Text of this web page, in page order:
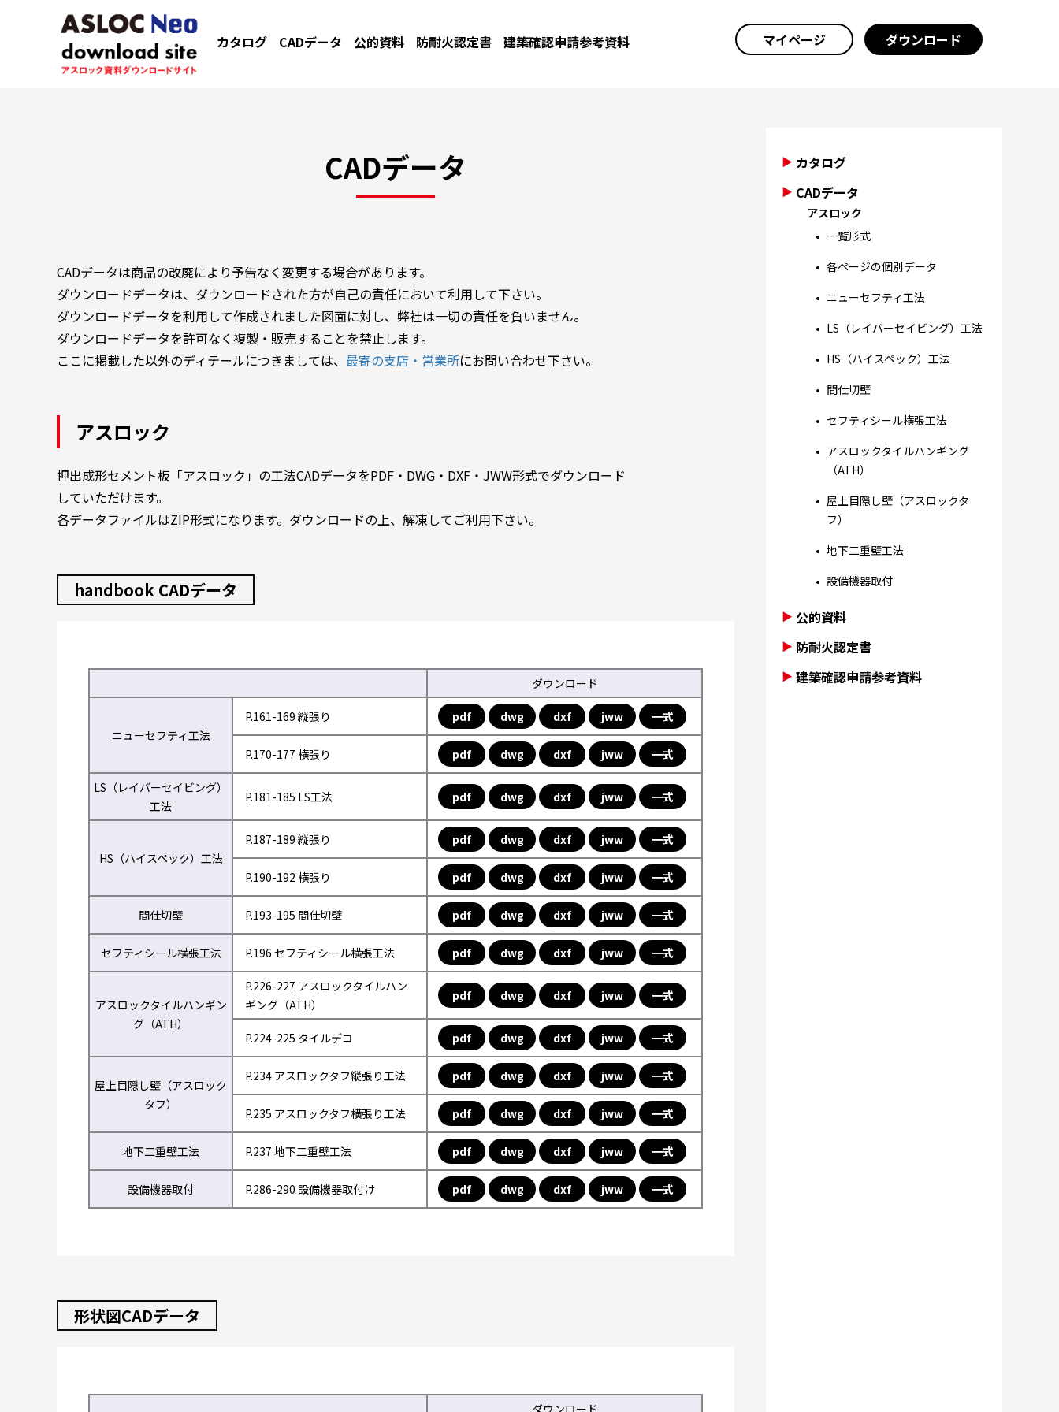
カタログ CADデータ 公的資料 防耐火認定書 建築確認申請参考資料 マイページ ダウンロード
CADデータ
CADデータは商品の改廃により予告なく変更する場合があります。
ダウンロードデータは、ダウンロードされた方が自己の責任において利用して下さい。
ダウンロードデータを利用して作成されました図面に対し、弊社は一切の責任を負いません。
ダウンロードデータを許可なく複製・販売することを禁止します。
ここに掲載した以外のディテールにつきましては、 最寄の支店・営業所にお問い合わせ下さい。
アスロック
押出成形セメント板「アスロック」の工法CADデータをPDF・DWG・DXF・JWW形式でダウンロード
していただけます。
各データファイルはZIP形式になります。ダウンロードの上、解凍してご利用下さい。
handbook CADデータ
ダウンロード
ニューセフティ工法
P.161-169 縦張り pdf dwg dxf jww 一式
P.170-177 横張り pdf dwg dxf jww 一式
LS（レイバーセイビング）
工法
P.181-185 LS工法 pdf dwg dxf jww 一式
HS（ハイスペック）工法
P.187-189 縦張り pdf dwg dxf jww 一式
P.190-192 横張り pdf dwg dxf jww 一式
間仕切壁 P.193-195 間仕切壁 pdf dwg dxf jww 一式
セフティシール横張工法 P.196 セフティシール横張工法 pdf dwg dxf jww 一式
アスロックタイルハンギン
グ（ATH）
P.226-227 アスロックタイルハン
ギング（ATH）
pdf dwg dxf jww 一式
P.224-225 タイルデコ pdf dwg dxf jww 一式
屋上目隠し壁（アスロック
タフ）
P.234 アスロックタフ縦張り工法 pdf dwg dxf jww 一式
P.235 アスロックタフ横張り工法 pdf dwg dxf jww 一式
地下二重壁工法 P.237 地下二重壁工法 pdf dwg dxf jww 一式
設備機器取付 P.286-290 設備機器取付け pdf dwg dxf jww 一式
形状図CADデータ
ダウンロード
カタログ
CADデータ
アスロック
一覧形式
各ページの個別データ
ニューセフティ工法
LS（レイバーセイビング）工法
HS（ハイスペック）工法
間仕切壁
セフティシール横張工法
アスロックタイルハンギング
（ATH）
屋上目隠し壁（アスロックタ
フ）
地下二重壁工法
設備機器取付
公的資料
防耐火認定書
建築確認申請参考資料